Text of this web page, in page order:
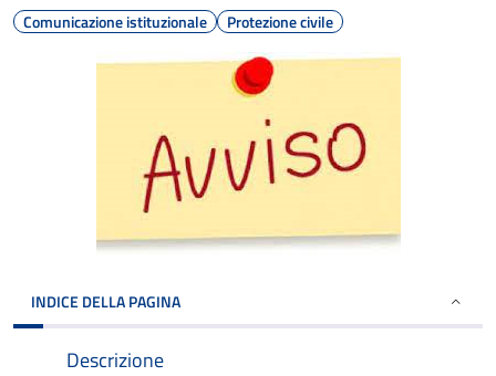
Comunicazione istituzionale Protezione civile
INDICE DELLA PAGINA
Descrizione